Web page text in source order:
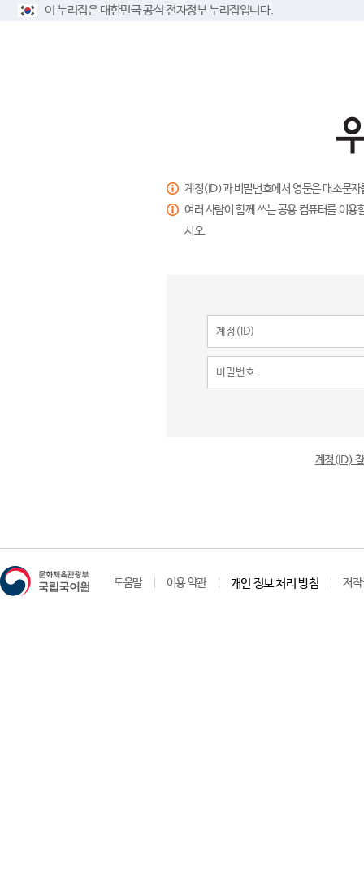
이 누리집은 대한민국 공식 전자정부 누리집입니다.
계정(ID)과 비밀번호에서 영문은 대소문
여러 사람이 함께 쓰는 공용 컴퓨터를 이
시오.
계정(ID)
도움말 이용 약관 개인 정보 처리 방침 저